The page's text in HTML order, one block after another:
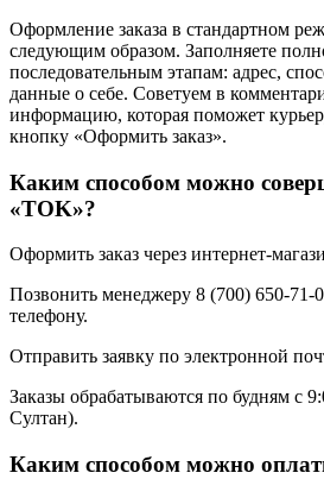
Оформление заказа в стандартном
следующим образом. Заполняете
последовательным этапам: адрес,
данные о себе. Советуем в
информацию, которая поможет
кнопку «Оформить заказ».
Каким способом можно
«TOK»?
Оформить заказ через интернет-
Позвонить менеджеру 8 (700) 650-71-
телефону.
Отправить заявку по электронной
Заказы обрабатываются по будням с
Султан).
Каким способом можно